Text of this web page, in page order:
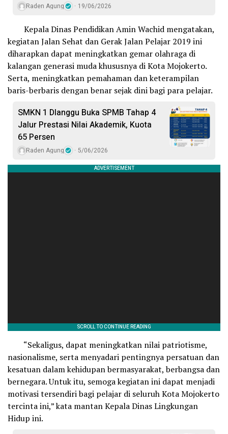
Raden Agung 19/06/2026
Kepala Dinas Pendidikan Amin Wachid mengatakan,
kegiatan Jalan Sehat dan Gerak Jalan Pelajar 2019 ini
diharapkan dapat meningkatkan gemar olahraga di
kalangan generasi muda khususnya di Kota Mojokerto.
Serta, meningkatkan pemahaman dan keterampilan
baris-berbaris dengan benar sejak dini bagi para pelajar.
SMKN 1 Dlanggu Buka SPMB Tahap 4
Jalur Prestasi Nilai Akademik, Kuota
65 Persen
Raden Agung 5/06/2026
“Sekaligus, dapat meningkatkan nilai patriotisme,
nasionalisme, serta menyadari pentingnya persatuan dan
kesatuan dalam kehidupan bermasyarakat, berbangsa dan
bernegara. Untuk itu, semoga kegiatan ini dapat menjadi
motivasi tersendiri bagi pelajar di seluruh Kota Mojokerto
tercinta ini,” kata mantan Kepala Dinas Lingkungan
Hidup ini.